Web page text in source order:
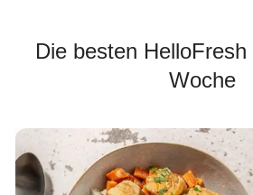
Die besten
Woche